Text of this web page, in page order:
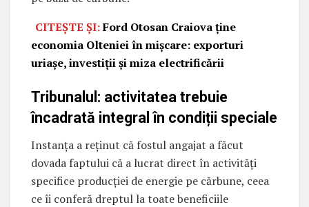
CITEȘTE ȘI:Ford Otosan Craiova ține
economia Olteniei în mișcare: exporturi
uriașe, investiții și miza electrificării
Tribunalul: activitatea trebuie
încadrată integral în condiții speciale
Instanța a reținut că fostul angajat a făcut
dovada faptului că a lucrat direct în activități
specifice producției de energie pe cărbune, ceea
ce îi conferă dreptul la toate beneficiile